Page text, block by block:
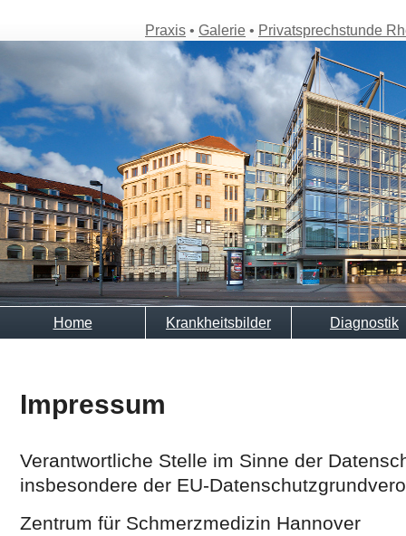
Praxis • Galerie • Privatsprechstunde
Home Krankheitsbilder Diagnostik
Impressum
Verantwortliche Stelle im Sinne der
insbesondere der EU-
Zentrum für Schmerzmedizin Hannover